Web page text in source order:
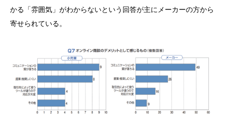
かる「雰囲気」がわからないという回答が主にメーカーの方から
寄せられている。